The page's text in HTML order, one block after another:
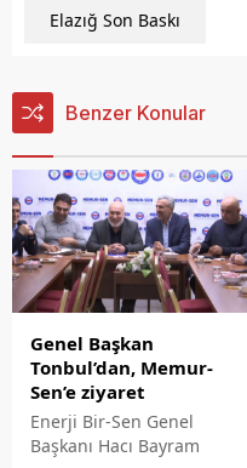
Elazığ Son Baskı
Benzer Konular
Genel Başkan
Tonbul’dan, Memur-
Sen’e ziyaret
Enerji Bir-Sen Genel
Başkanı Hacı Bayram